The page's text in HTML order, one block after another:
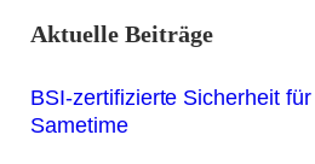
Aktuelle Beiträge
BSI‑zertifizierte Sicherheit
Sametime